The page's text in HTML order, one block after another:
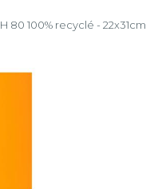
80 100% recyclé - 22x31cm